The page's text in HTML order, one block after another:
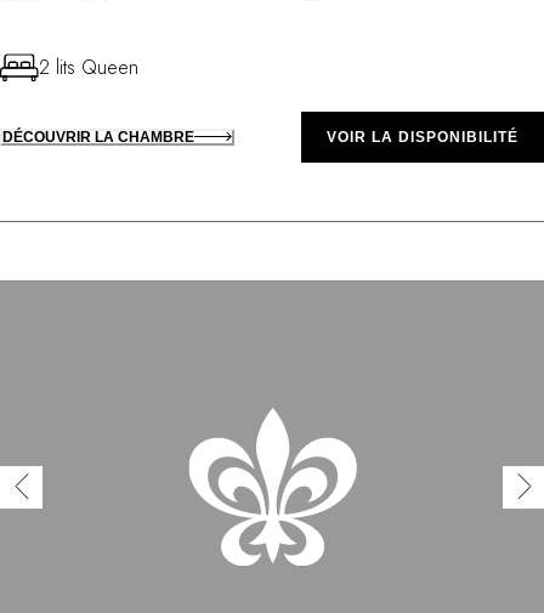
2 lits Queen
DÉCOUVRIR LA CHAMBRE VOIR LA DISPONIBILITÉ